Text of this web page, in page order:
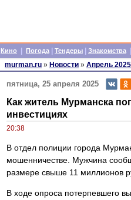
Кино Погода Тендеры Знакомства
murman.ru » Новости » Апрель 2025
пятница, 25 апреля 2025
Как житель Мурманска
инвестициях
20:38
В отдел полиции города
мошенничестве. Мужчина
размере свыше 11 миллионов
В ходе опроса потерпевшего